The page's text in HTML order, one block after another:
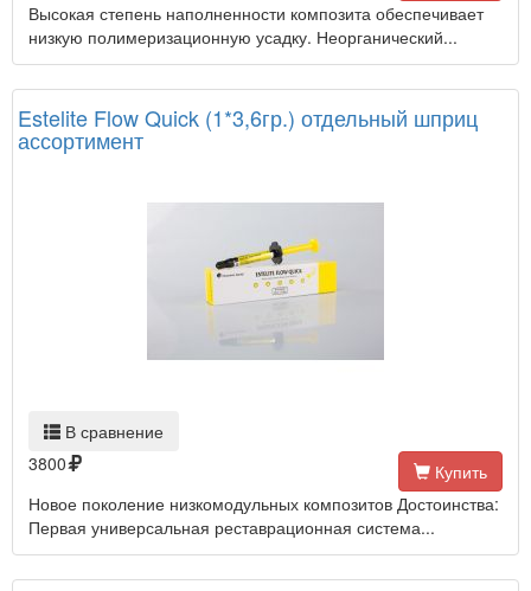
Высокая степень наполненности композита обеспечивает
низкую полимеризационную усадку. Неорганический...
Estelite Flow Quick (1*3,6гр.) отдельный шприц
ассортимент
В сравнение
3800
Купить
Новое поколение низкомодульных композитов Достоинства:
Первая универсальная реставрационная система...